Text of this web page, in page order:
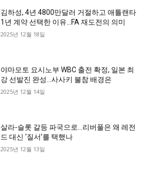
김하성, 4년 4800만달러 거절하고 애틀랜타
1년 계약 선택한 이유…FA 재도전의 의미
2025년 12월 18일
야마모토 요시노부 WBC 출전 확정, 일본 최
강 선발진 완성…사사키 불참 배경은
2025년 12월 14일
살라-슬롯 갈등 파국으로…리버풀은 왜 레전
드 대신 ‘질서’를 택했나
2025년 12월 13일